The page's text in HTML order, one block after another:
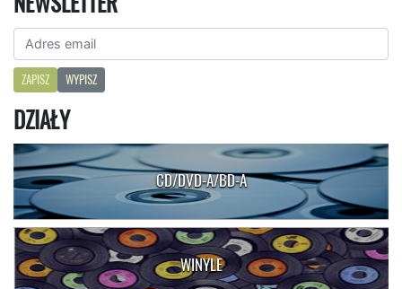
ZAPISZ WYPISZ
DZIAŁY
CD/DVD-A/BD-A
WINYLE